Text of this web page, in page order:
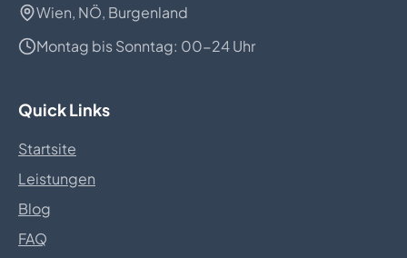
Wien, NÖ, Burgenland
Montag bis Sonntag: 00-24 Uhr
Quick Links
Startsite
Leistungen
Blog
FAQ